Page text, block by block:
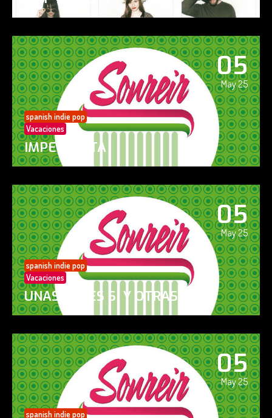
05
May 25
spanish indie pop
Vacaciones
IMPERFECTA
05
May 25
spanish indie pop
Vacaciones
UNAS VECES SÍ Y OTRAS NO
05
May 25
spanish indie pop